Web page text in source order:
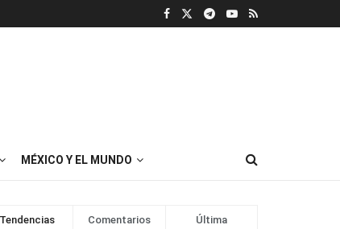
MÉXICO Y EL MUNDO
Tendencias Comentarios Última